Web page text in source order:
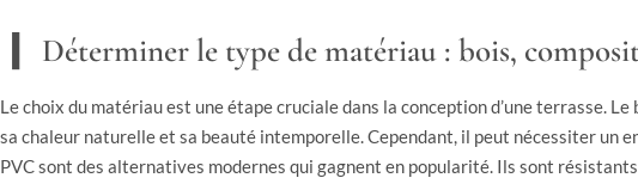
Déterminer le type de matériau : bois,
Le choix du matériau est une étape cruciale dans la conception d’une terrasse.
sa chaleur naturelle et sa beauté intemporelle. Cependant, il peut nécessiter un
PVC sont des alternatives modernes qui gagnent en popularité. Ils sont